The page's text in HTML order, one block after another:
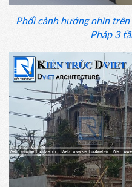
Phối cảnh hướng nhìn
Pháp 3